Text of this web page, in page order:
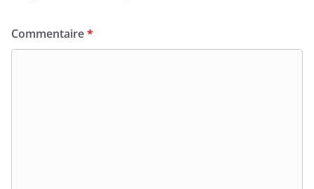
Commentaire*